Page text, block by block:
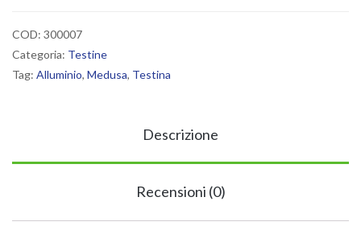
COD: 300007
Categoria: Testine
Tag: Alluminio, Medusa, Testina
Descrizione
Recensioni (0)